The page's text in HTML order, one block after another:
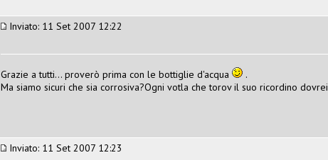
Inviato: 11 Set 2007 12:22
Grazie a tutti... proverò prima con le bottiglie d'acqua
.
Ma siamo sicuri che sia corrosiva?Ogni votla che torov il suo ricordino
Inviato: 11 Set 2007 12:23